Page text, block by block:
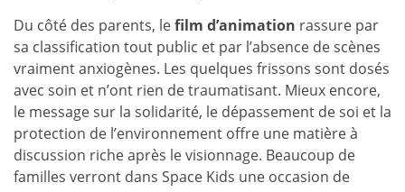
Du côté des parents, lefilm d’animation rassure par
sa classification tout public et par l’absence de scènes
vraiment anxiogènes. Les quelques frissons sont dosés
avec soin et n’ont rien de traumatisant. Mieux encore,
le message sur la solidarité, le dépassement de soi et la
protection de l’environnement offre une matière à
discussion riche après le visionnage. Beaucoup de
familles verront dans Space Kids une occasion de